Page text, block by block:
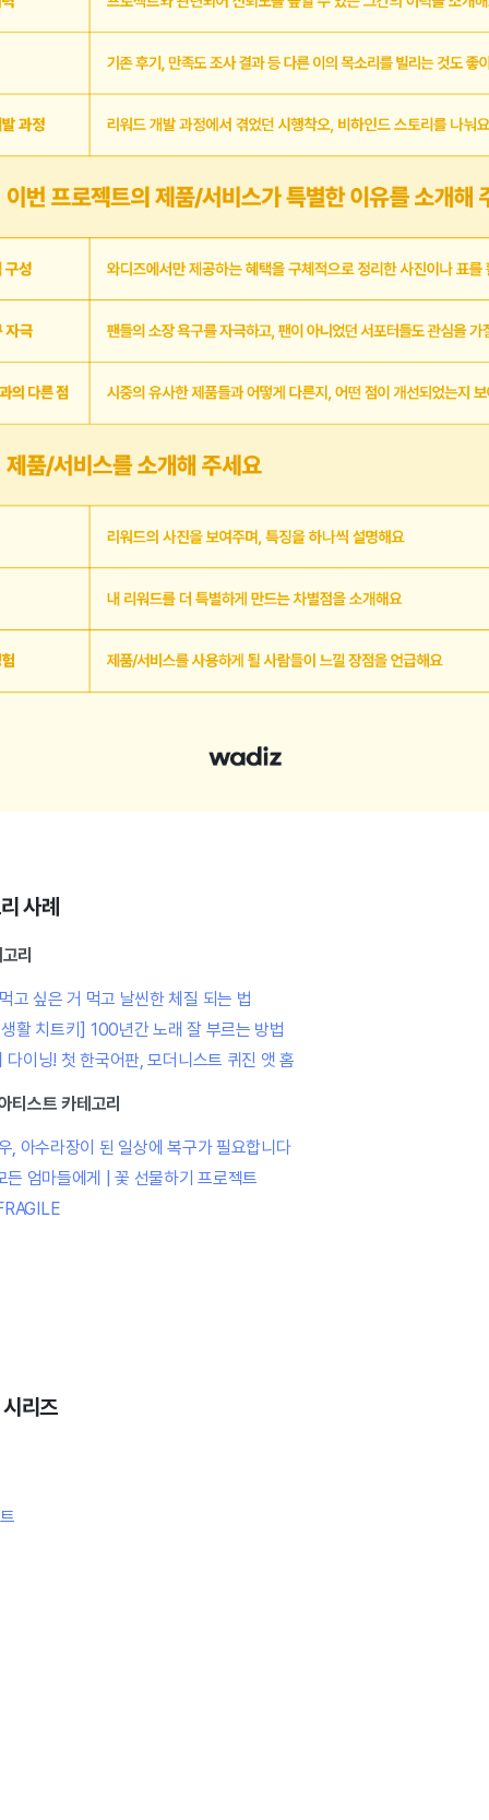
사례
리
고 싶은 거 먹고 날씬한 체질 되는 법
활 치트키] 100년간 노래 잘 부르는 방법
다이닝! 첫 한국어판, 모더니스트 퀴진 앳 홈
티스트 카테고리
, 아수라장이 된 일상에 복구가 필요합니다
든 엄마들에게 | 꽃 선물하기 프로젝트
리즈